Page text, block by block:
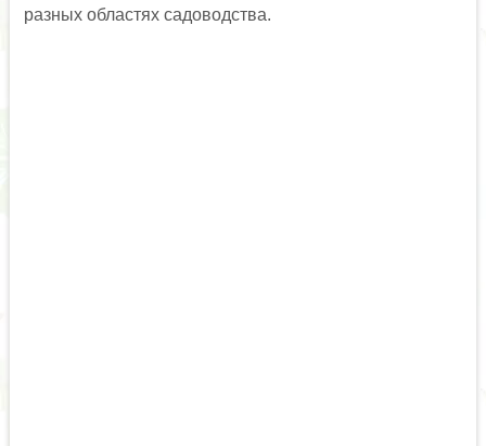
разных областях садоводства.